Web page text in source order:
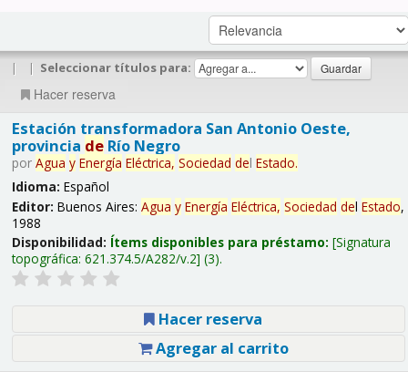
| | Seleccionar títulos para:
Hacer reserva
Estación transformadora San Antonio Oeste,
provincia deRío Negro
por Agua y Energía Eléctrica, Sociedad del Estado.
Idioma: Español
Editor: Buenos Aires: Agua y Energía Eléctrica, Sociedad del Estado,
1988
Disponibilidad: Ítems disponibles para préstamo: Signatura
topográfica: 621.374.5/A282/v.2 (3).
Hacer reserva
Agregar al carrito